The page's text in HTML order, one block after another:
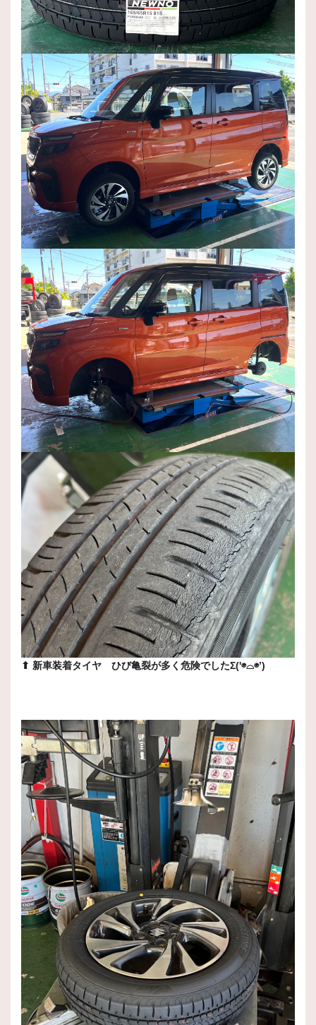
⬆︎ 新車装着タイヤ ひび亀裂が多く危険でしたΣ('◉⌓◉’)